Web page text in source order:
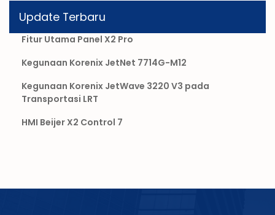
Update Terbaru
Fitur Utama Panel X2 Pro
Kegunaan Korenix JetNet 7714G-M12
Kegunaan Korenix JetWave 3220 V3 pada
Transportasi LRT
HMI Beijer X2 Control 7